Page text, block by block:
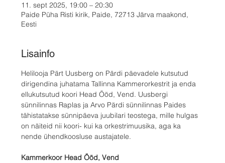
11. sept 2025, 19:00 – 20:30
Paide Püha Risti kirik, Paide, 72713 Järva maakond,
Eesti
Lisainfo
Helilooja Pärt Uusberg on Pärdi päevadele kutsutud
dirigendina juhatama Tallinna Kammerorkestrit ja enda
ellukutsutud koori Head Ööd, Vend. Uusbergi
sünnilinnas Raplas ja Arvo Pärdi sünnilinnas Paides
tähistatakse sünnipäeva juubilari teostega, mille hulgas
on näiteid nii koori- kui ka orkestrimuusika, aga ka
nende ühendkoosluse austajatele.
Kammerkoor Head Ööd, Vend